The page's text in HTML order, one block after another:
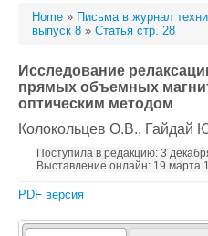
Home » Письма в журнал
выпуск 8 » Статья стр. 28
Исследование
прямых объемных
оптическим методом
Колокольцев О.В., Гайдай
Поступила в редакцию: 3
Выставление онлайн: 19 марта
PDF версия